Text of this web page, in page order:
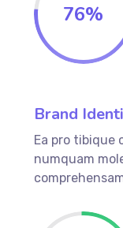
76%
Brand
Ea pro tibique
numquam